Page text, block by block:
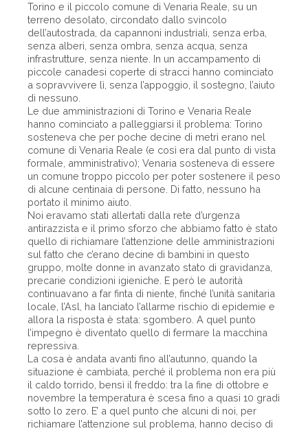
Torino e il piccolo comune di Venaria Reale, su un
terreno desolato, circondato dallo svincolo
dell’autostrada, da capannoni industriali, senza erba,
senza alberi, senza ombra, senza acqua, senza
infrastrutture, senza niente. In un accampamento di
piccole canadesi coperte di stracci hanno cominciato
a sopravvivere lì, senza l’appoggio, il sostegno, l’aiuto
di nessuno.
Le due amministrazioni di Torino e Venaria Reale
hanno cominciato a palleggiarsi il problema: Torino
sosteneva che per poche decine di metri erano nel
comune di Venaria Reale (e così era dal punto di vista
formale, amministrativo); Venaria sosteneva di essere
un comune troppo piccolo per poter sostenere il peso
di alcune centinaia di persone. Di fatto, nessuno ha
portato il minimo aiuto.
Noi eravamo stati allertati dalla rete d’urgenza
antirazzista e il primo sforzo che abbiamo fatto è stato
quello di richiamare l’attenzione delle amministrazioni
sul fatto che c’erano decine di bambini in questo
gruppo, molte donne in avanzato stato di gravidanza,
precarie condizioni igieniche. E però le autorità
continuavano a far finta di niente, finché l’unità sanitaria
locale, l’Asl, ha lanciato l’allarme rischio di epidemie e
allora la risposta è stata: sgombero. A quel punto
l’impegno è diventato quello di fermare la macchina
repressiva.
La cosa è andata avanti fino all’autunno, quando la
situazione è cambiata, perché il problema non era più
il caldo torrido, bensì il freddo: tra la fine di ottobre e
novembre la temperatura è scesa fino a quasi 10 gradi
sotto lo zero. E’ a quel punto che alcuni di noi, per
richiamare l’attenzione sul problema, hanno deciso di